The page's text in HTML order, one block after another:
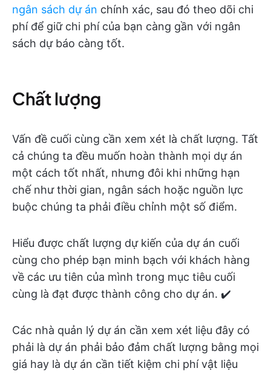
ngân sách dự án chính xác, sau đó theo dõi chi
phí để giữ chi phí của bạn càng gần với ngân
sách dự báo càng tốt.
Chất lượng
Vấn đề cuối cùng cần xem xét là chất lượng. Tất
cả chúng ta đều muốn hoàn thành mọi dự án
một cách tốt nhất, nhưng đôi khi những hạn
chế như thời gian, ngân sách hoặc nguồn lực
buộc chúng ta phải điều chỉnh một số điểm.
Hiểu được chất lượng dự kiến của dự án cuối
cùng cho phép bạn minh bạch với khách hàng
về các ưu tiên của mình trong mục tiêu cuối
cùng là đạt được thành công cho dự án. ✔️
Các nhà quản lý dự án cần xem xét liệu đây có
phải là dự án phải bảo đảm chất lượng bằng mọi
giá hay là dự án cần tiết kiệm chi phí vật liệu